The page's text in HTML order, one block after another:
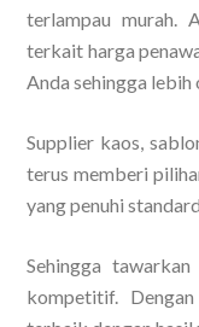
terlampau murah.
terkait harga
Anda sehingga lebih
Supplier kaos,
terus memberi
yang penuhi
Sehingga
kompetitif.